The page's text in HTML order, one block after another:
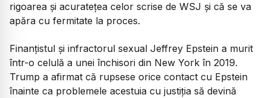
rigoarea și acuratețea celor scrise de WSJ și că se va
apăra cu fermitate la proces.
Finanțistul și infractorul sexual Jeffrey Epstein a murit
într-o celulă a unei închisori din New York în 2019.
Trump a afirmat că rupsese orice contact cu Epstein
înainte ca problemele acestuia cu justiția să devină